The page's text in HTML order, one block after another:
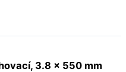
3.8 x 550 mm